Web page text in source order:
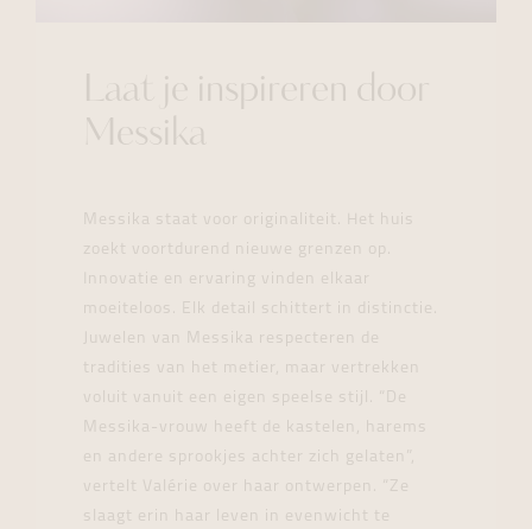
Laat je inspireren door
Messika
Messika staat voor originaliteit. Het huis
zoekt voortdurend nieuwe grenzen op.
Innovatie en ervaring vinden elkaar
moeiteloos. Elk detail schittert in distinctie.
Juwelen van Messika respecteren de
tradities van het metier, maar vertrekken
voluit vanuit een eigen speelse stijl. “De
Messika-vrouw heeft de kastelen, harems
en andere sprookjes achter zich gelaten”,
vertelt Valérie over haar ontwerpen. “Ze
slaagt erin haar leven in evenwicht te